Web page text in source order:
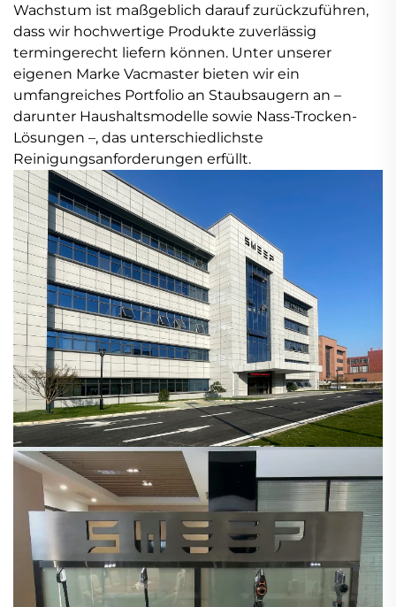
Wachstum ist maßgeblich darauf zurückzuführen,
dass wir hochwertige Produkte zuverlässig
termingerecht liefern können. Unter unserer
eigenen Marke Vacmaster bieten wir ein
umfangreiches Portfolio an Staubsaugern an –
darunter Haushaltsmodelle sowie Nass-Trocken-
Lösungen –, das unterschiedlichste
Reinigungsanforderungen erfüllt.